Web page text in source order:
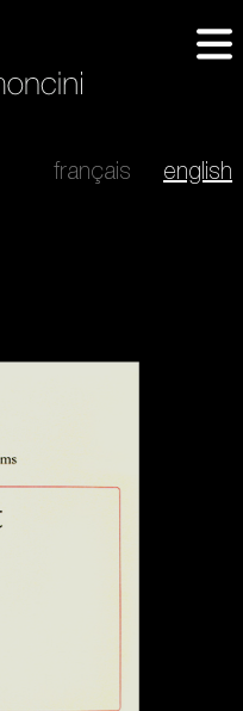
français english